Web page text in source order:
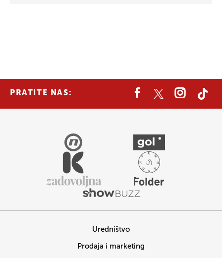
PRATITE NAS:
Uredništvo
Prodaja i marketing